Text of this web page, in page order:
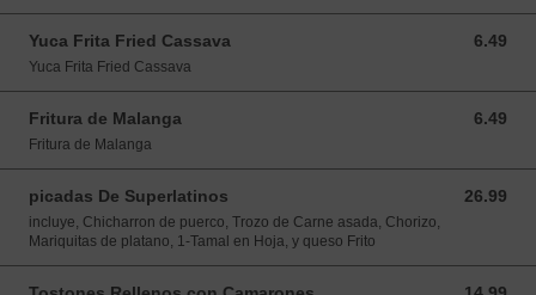
Yuca Frita Fried Cassava 6.49
6.49 USD
Yuca Frita Fried Cassava
Fritura de Malanga 6.49
6.49 USD
Fritura de Malanga
picadas De Superlatinos 26.99
26.99 USD
incluye, Chicharron de puerco, Trozo de Carne asada, Chorizo,
Mariquitas de platano, 1-Tamal en Hoja, y queso Frito